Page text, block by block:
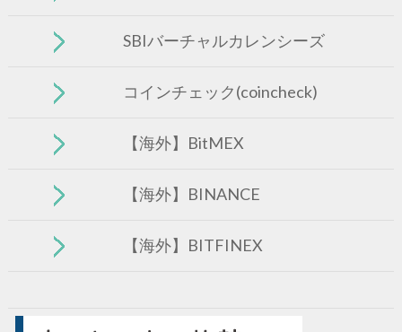
SBIバーチャルカレンシーズ
コインチェック(coincheck)
【海外】BitMEX
【海外】BINANCE
【海外】BITFINEX